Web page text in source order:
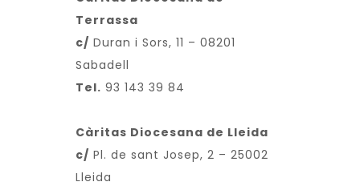
Terrassa
c/ Duran i Sors, 11 – 08201
Sabadell
Tel. 93 143 39 84
Càritas Diocesana de Lleida
c/ Pl. de sant Josep, 2 – 25002
Lleida